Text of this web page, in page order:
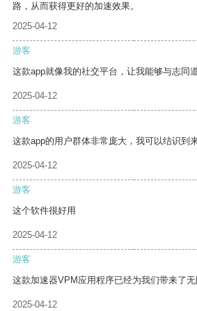
路，从而获得更好的加速效果。
2025-04-12
游客
这款app就像我的社交平台，让我能够与志同
2025-04-12
游客
这款app的用户群体非常庞大，我可以结识到
2025-04-12
游客
这个软件很好用
2025-04-12
游客
这款加速器VPM应用程序已经为我们带来了无
2025-04-12